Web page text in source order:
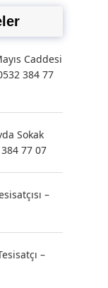
Caddesi
384 77
Sokak
77 07
–
–